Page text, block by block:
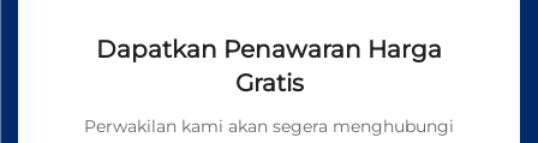
Dapatkan Penawaran Harga
Gratis
Perwakilan kami akan segera menghubungi